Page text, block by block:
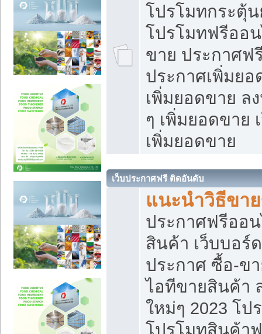
โปรโมทกระตุ้
โปรโมทฟรีออ
ขาย ประกาศฟ
ประกาศเพิ่มย
เพิ่มยอดขาย ล
ๆ เพิ่มยอดขาย
เพิ่มยอดขาย
เว็บประกาศฟรี ติดอันดับ
แนะนำวิธีขา
ประกาศฟรีออ
สินค้า เว็บบอร์
ประกาศ ซื้อ-ข
ไอทีขายสินค้า
ใหม่ๆ 2023 โป
โปรโมทสินค้า